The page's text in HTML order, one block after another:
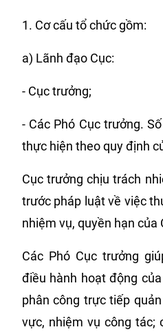
1. Cơ cấu tổ chức gồm:
a) Lãnh đạo Cục:
- Cục trưởng;
- Các Phó Cục trưởng.
thực hiện theo quy định
Cục trưởng chịu trách
trước pháp luật về việc
nhiệm vụ, quyền hạn của
Các Phó Cục trưởng
điều hành hoạt động
phân công trực tiếp
vực, nhiệm vụ công tác;